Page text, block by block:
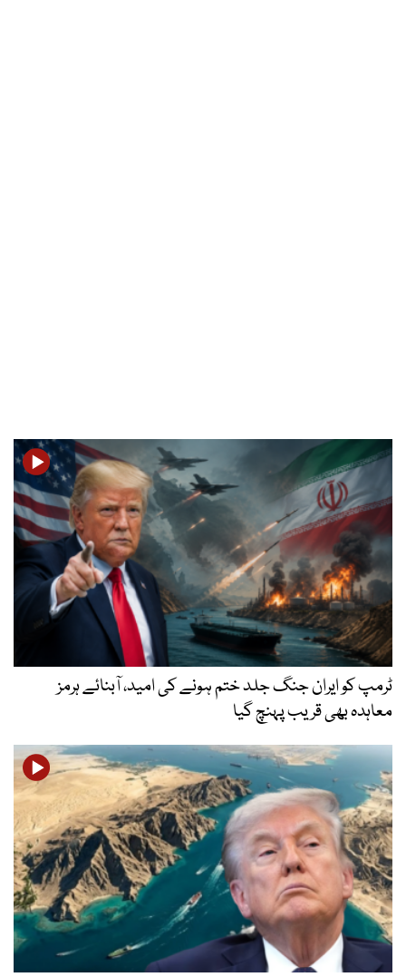
ٹرمپ کو ایران جنگ جلد ختم ہونے کی امید، آبنائے ہرمز
معاہدہ بھی قریب پہنچ گیا